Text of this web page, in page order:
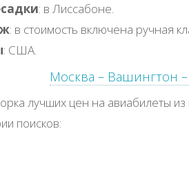
: в Лиссабоне.
: в стоимость включена ручная
: США.
Москва – Вашингтон
лучших цен на авиабилеты
поисков: